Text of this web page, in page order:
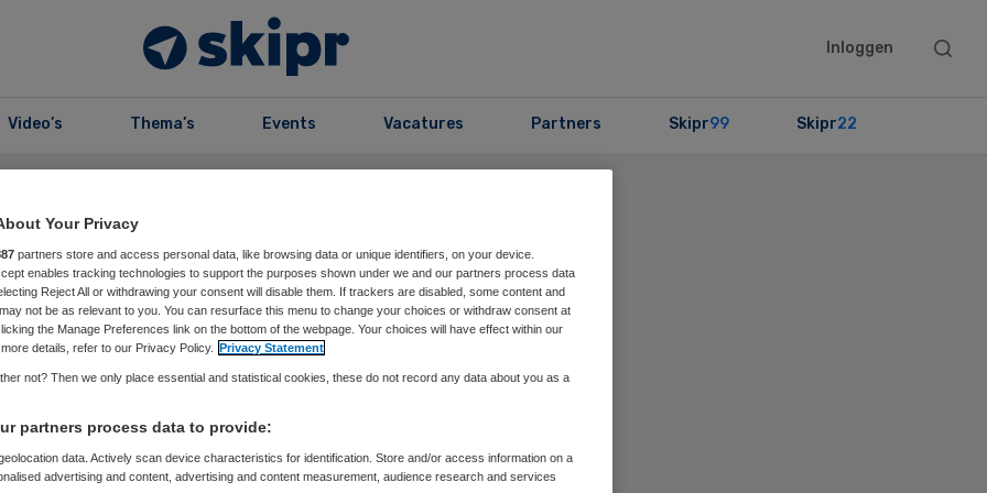
Inloggen
Search
Video’s Thema’s Events Vacatures Partners Skipr99 Skipr22
dr. André Wierdsma
‘Organiseren en co-creëren’, Nyenrode Business
is emeritus hoogleraar ‘Organiseren en Co-
Nyenrode Business Universiteit. Hij is, sinds 1986,
bij CEIBS (China Europe International Business
Beijing) en kerndocent ‘Leiderschap en
Your Privacy
partners store and access personal data, like browsing data or unique identifiers, on your device.
enables tracking technologies to support the purposes shown under we and our partners process data
Reject All or withdrawing your consent will disable them. If trackers are disabled, some content and
not be as relevant to you. You can resurface this menu to change your choices or withdraw consent at
the Manage Preferences link on the bottom of the webpage. Your choices will have effect within our
details, refer to our Privacy Policy.
Privacy Statement
not? Then we only place essential and statistical cookies, these do not record any data about you as a
partners process data to provide:
data. Actively scan device characteristics for identification. Store and/or access information on a
advertising and content, advertising and content measurement, audience research and services